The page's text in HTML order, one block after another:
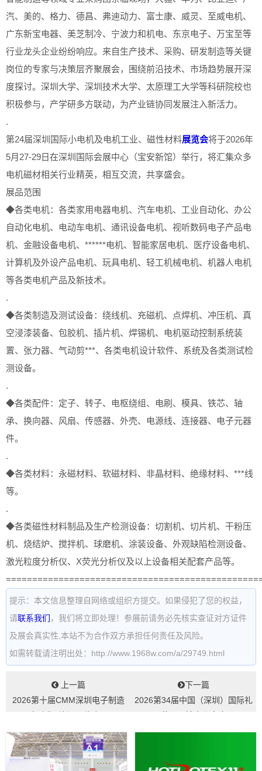
汽、美的、格力、德昌、弗迪动力、富士康、威灵、至威电机、
广东新宝电器、美芝制冷、宁波力和机电、东京电子、万宝至等
行业龙头企业纷纷响应。来自生产技术、采购、研发制造等关键
岗位的专家与决策层齐聚展会，围绕前沿技术、市场趋势展开深
度探讨。深圳大学、深圳技术大学、太原理工大学等科研院校也
积极参与，产学研多方联动，为产业链协同发展注入新活力。
.
第24届深圳国际小电机及电机工业、磁性材料展览会将于2026年
5月27-29日在深圳国际会展中心（宝安新馆）举行，将汇集众多
电机磁材相关行业精英，相互交流，共享盛会。
展品范围
◆各类电机：各类家用电器电机、汽车电机、工业自动化、办公
自动化电机、电动车电机、通讯设备电机、视听数码电子产品电
机、金融设备电机、******电机、智能家居电机、医疗设备电机、
计算机及外设产品电机、玩具电机、轻工机械电机、机器人电机
等各类电机产品及新技术。
.
◆各类制造及测试设备：绕线机、充磁机、点焊机、冲压机、真
空浸漆装备、包胶机、插片机、焊锡机、电机驱动控制系统装
置、张力器、气动剪***、各类电机设计软件、系统及各类测试检
测设备。
.
◆各类配件：定子、转子、电枢绕组、电刷、模具、铁芯、轴
承、换向器、风扇、传感器、外壳、电源线、连接器、电子元器
件。
.
◆各类材料：永磁材料、软磁材料、非晶材料、绝缘材料、***线
等。
.
◆各类磁性材料制品及生产检测设备：切割机、切片机、干粉压
机、烧结炉、搅拌机、球磨机、涂装设备、外观缺陷检测设备、
激光粒度分析仪、X荧光分析仪及以上设备相关配套产品等。
提示：本文信息整理自网络或组织方提交。如果侵犯了您的权益，
请联系我们 ，我们将立即处理！参展前请务必先核实查证对方证件
及展会真实性,本站不为合作双方承担任何责任及风险。
如需转载请注明出处：http://www.1968w.com/a/29749.html
上一篇
2026第十届CMM深圳电子制造
下一篇
2026第34届中国（深圳）国际礼
览会...